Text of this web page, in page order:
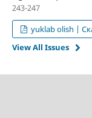
243-247
yuklab olish |
View All Issues